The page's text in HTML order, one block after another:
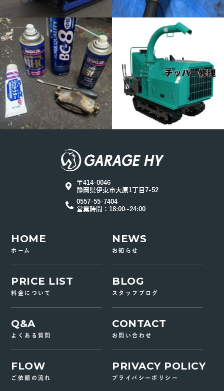
〒414-0046
静岡県伊東市大原1丁目7-52
0557-55-7404
営業時間：18:00~24:00
HOME
ホーム
PRICE LIST
料金について
Q&A
よくある質問
FLOW
ご依頼の流れ
NEWS
お知らせ
BLOG
スタッフブログ
CONTACT
お問い合わせ
PRIVACY POLICY
プライバシーポリシー